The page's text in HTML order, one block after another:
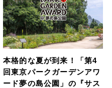
本格的な夏が到来！「第4
回東京パークガーデンアワ
ード夢の島公園」の『サス